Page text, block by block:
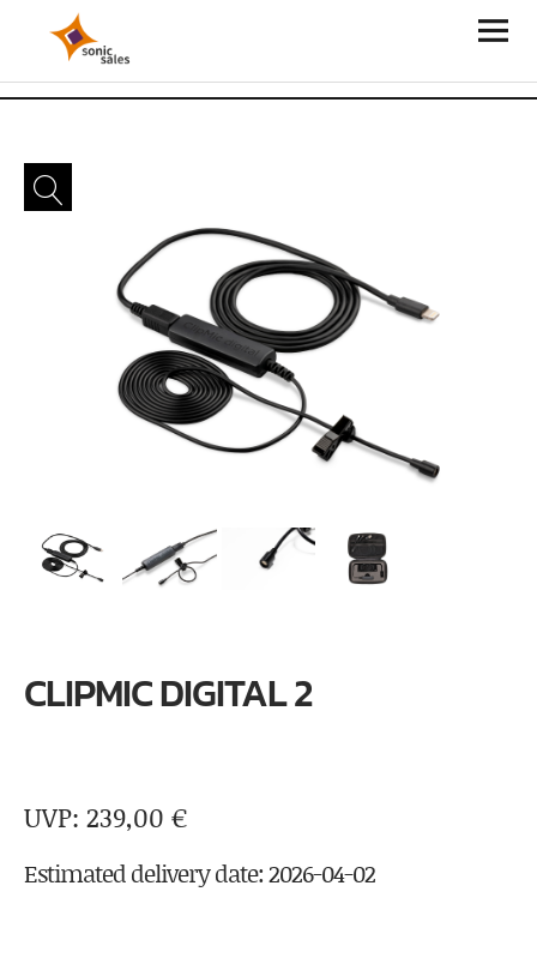
Sonic Sales
CLIPMIC DIGITAL 2
239,00 €
Estimated delivery date: 2026-04-02